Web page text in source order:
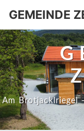
GEMEINDE
Am Brotjacklriegel